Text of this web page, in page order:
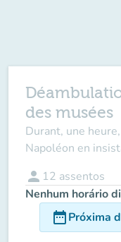
des musées
Durant, une
Napoléon en
person 12 assentos
Nenhum horário
date_rangePróxima